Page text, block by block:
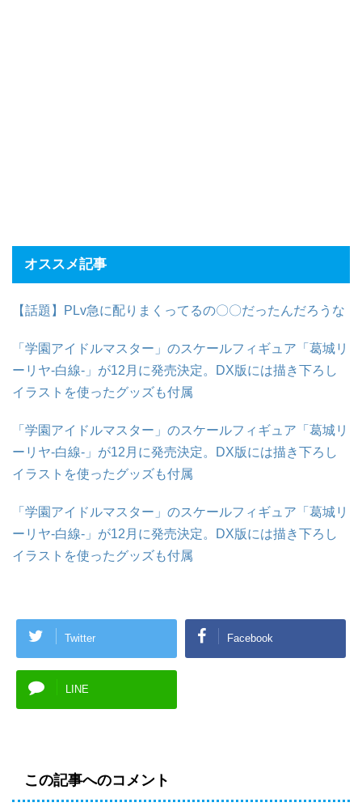
オススメ記事
【話題】PLv急に配りまくってるの〇〇だったんだろうな
「学園アイドルマスター」のスケールフィギュア「葛城リ
ーリヤ-白線-」が12月に発売決定。DX版には描き下ろし
イラストを使ったグッズも付属
「学園アイドルマスター」のスケールフィギュア「葛城リ
ーリヤ-白線-」が12月に発売決定。DX版には描き下ろし
イラストを使ったグッズも付属
「学園アイドルマスター」のスケールフィギュア「葛城リ
ーリヤ-白線-」が12月に発売決定。DX版には描き下ろし
イラストを使ったグッズも付属
Twitter Facebook
LINE
この記事へのコメント